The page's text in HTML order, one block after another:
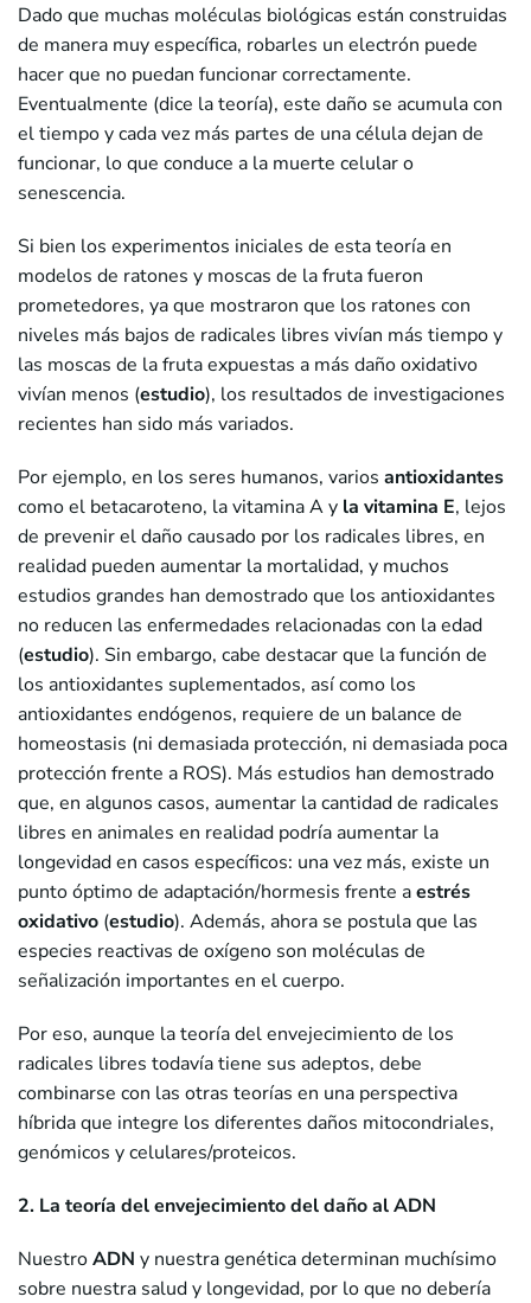
Dado que muchas moléculas biológicas están construidas
de manera muy específica, robarles un electrón puede
hacer que no puedan funcionar correctamente.
Eventualmente (dice la teoría), este daño se acumula con
el tiempo y cada vez más partes de una célula dejan de
funcionar, lo que conduce a la muerte celular o
senescencia.
Si bien los experimentos iniciales de esta teoría en
modelos de ratones y moscas de la fruta fueron
prometedores, ya que mostraron que los ratones con
niveles más bajos de radicales libres vivían más tiempo y
las moscas de la fruta expuestas a más daño oxidativo
vivían menos (estudio), los resultados de investigaciones
recientes han sido más variados.
Por ejemplo, en los seres humanos, varios antioxidantes
como el betacaroteno, la vitamina A y la vitamina E, lejos
de prevenir el daño causado por los radicales libres, en
realidad pueden aumentar la mortalidad, y muchos
estudios grandes han demostrado que los antioxidantes
no reducen las enfermedades relacionadas con la edad
(estudio). Sin embargo, cabe destacar que la función de
los antioxidantes suplementados, así como los
antioxidantes endógenos, requiere de un balance de
homeostasis (ni demasiada protección, ni demasiada poca
protección frente a ROS). Más estudios han demostrado
que, en algunos casos, aumentar la cantidad de radicales
libres en animales en realidad podría aumentar la
longevidad en casos específicos: una vez más, existe un
punto óptimo de adaptación/hormesis frente aestrés
oxidativo (estudio). Además, ahora se postula que las
especies reactivas de oxígeno son moléculas de
señalización importantes en el cuerpo.
Por eso, aunque la teoría del envejecimiento de los
radicales libres todavía tiene sus adeptos, debe
combinarse con las otras teorías en una perspectiva
híbrida que integre los diferentes daños mitocondriales,
genómicos y celulares/proteicos.
2. La teoría del envejecimiento del daño al ADN
NuestroADN y nuestra genética determinan muchísimo
sobre nuestra salud y longevidad, por lo que no debería